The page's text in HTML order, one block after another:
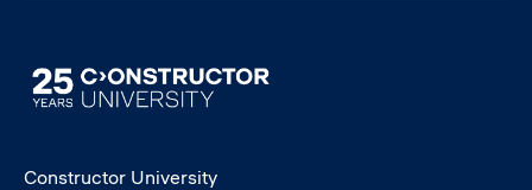
Image
Constructor University